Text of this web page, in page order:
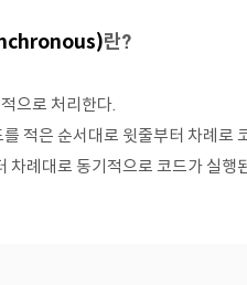
란?
으로 처리한다.
적은 순서대로 윗줄부터 차례로
차례대로 동기적으로 코드가 실행